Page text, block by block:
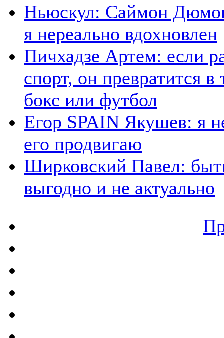
Ньюскул: Саймон
я нереально вдохновлен
Пичхадзе Артем: если
спорт, он превратится
бокс или футбол
Егор SPAIN Якушев: я
его продвигаю
Ширковский Павел:
выгодно и не актуально